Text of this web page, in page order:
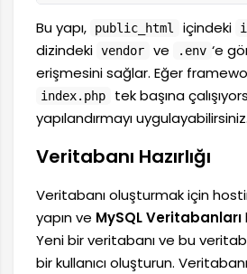
Bu yapı, public_html içindeki
dizindeki vendor ve .env ‘e
erişmesini sağlar. Eğer
index.php
tek başına
yapılandırmayı uygulayabilirsiniz.
Veritabanı Hazırlığı
Veritabanı oluşturmak için
yapın ve MySQL Veritabanları
Yeni bir veritabanı ve bu
bir kullanıcı oluşturun. Veritabanı